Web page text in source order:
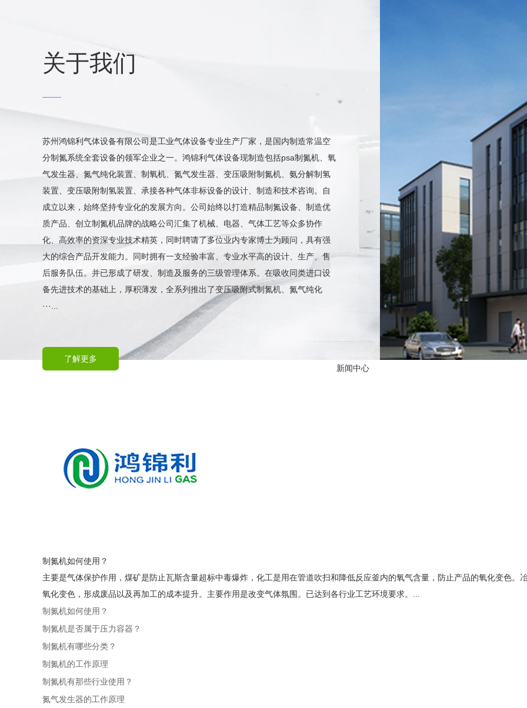
某大型SMT工厂向我司订购SMT行业用制···
关于我们
苏州鸿锦利气体设备有限公司是工业气体设备专业生产厂家，是国内制造常温空
分制氮系统全套设备的领军企业之一。鸿锦利气体设备现制造包括psa制氮机、氧
气发生器、氮气纯化装置、制氧机、氮气发生器、变压吸附制氮机、氨分解制氢
装置、变压吸附制氢装置、承接各种气体非标设备的设计、制造和技术咨询。自
成立以来，始终坚持专业化的发展方向。公司始终以打造精品制氮设备、制造优
质产品、创立制氮机品牌的战略公司汇集了机械、电器、气体工艺等众多协作
化、高效率的资深专业技术精英，同时聘请了多位业内专家博士为顾问，具有强
大的综合产品开发能力。同时拥有一支经验丰富、专业水平高的设计、生产、售
后服务队伍。并已形成了研发、制造及服务的三级管理体系。在吸收同类进口设
备先进技术的基础上，厚积薄发，全系列推出了变压吸附式制氮机、氮气纯化
···...
了解更多
新闻中心
制氮机如何使用？
主要是气体保护作用，煤矿是防止瓦斯含量超标中毒爆炸，化工是用在管道吹扫和降低反应釜内的氧气含量，防止产品的氧化变色。
氧化变色，形成废品以及再加工的成本提升。主要作用是改变气体氛围。已达到各行业工艺环境要求。...
制氮机如何使用？
制氮机是否属于压力容器？
制氮机有哪些分类？
制氮机的工作原理
制氮机有那些行业使用？
氮气发生器的工作原理